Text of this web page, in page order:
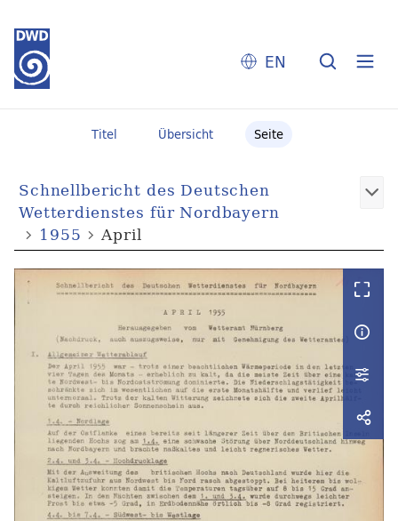
EN
Titel Übersicht Seite
Schnellbericht des Deutschen
Wetterdienstes für Nordbayern
1955
April